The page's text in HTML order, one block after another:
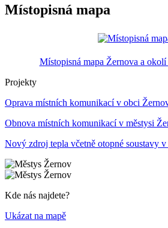
Místopisná mapa
Místopisná mapa Žernova a
Projekty
Oprava místních komunikací v obci
Obnova místních komunikací v městysi
Nový zdroj tepla včetně otopné soustavy
Kde nás najdete?
Ukázat na mapě